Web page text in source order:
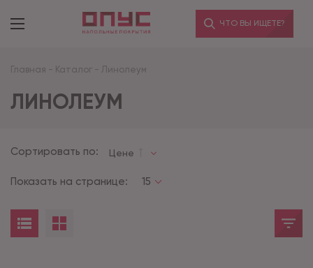
ЧТО ВЫ ИЩЕТЕ?
Главная - Каталог - Линолеум
ЛИНОЛЕУМ
Сортировать по: Цене
Показать на странице: 15